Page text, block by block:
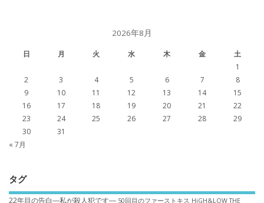
2026年8月
日 月 火 水 木 金
土
1
2
3 4 5 6 7
8
9
10 11 12 13 14
15
16
17 18 19 20 21
22
23
24 25 26 27 28
29
30
31
« 7月
タグ
22年目の告白―私が殺人犯です― 50回目のファーストキス HiGH&LOW THE